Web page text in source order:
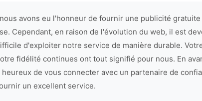
avons eu l'honneur de fournir une publicité
Cependant, en raison de l'évolution du web, il est
d'exploiter notre service de manière durable.
fidélité continues ont tout signifié pour nous. En
heureux de vous connecter avec un partenaire de
un excellent service.